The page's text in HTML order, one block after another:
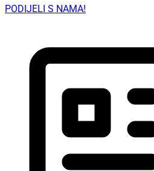
PODIJELI S NAMA!